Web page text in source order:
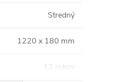
Stredný
1220 x 180 mm
12 rokov